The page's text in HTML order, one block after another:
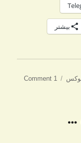
بیشتر
1 Comment
…